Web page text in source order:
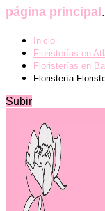
página principal.
Inicio
Floristerías en
Floristerías en
Floristería
Subir